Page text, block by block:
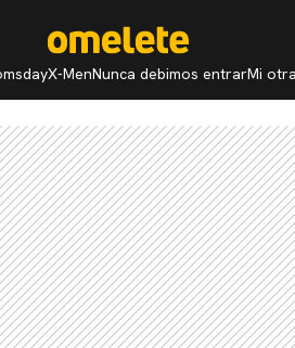
X-MenNunca debimos entrarMi